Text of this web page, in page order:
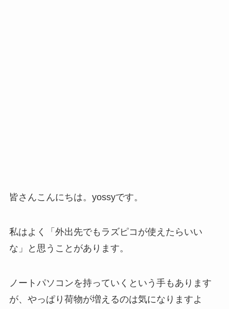
皆さんこんにちは。yossyです。
私はよく「外出先でもラズピコが使えたらいい
な」と思うことがあります。
ノートパソコンを持っていくという手もあります
が、やっぱり荷物が増えるのは気になりますよ